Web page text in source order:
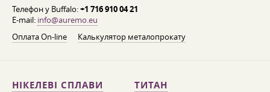
Телефон у Buffalo:+1 716 910 04 21
E-mail: info@auremo.eu
Оплата On-line
Калькулятор металопрокату
НІКЕЛЕВІ СПЛАВИ ТИТАН